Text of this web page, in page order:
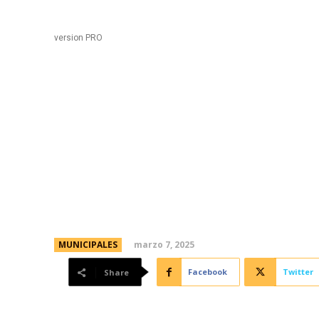
version PRO
MUNICIPALES marzo 7, 2025
Share Facebook Twitter